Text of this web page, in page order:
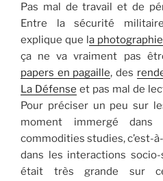
Pas mal de travail et de
Entre la sécurité
explique que la
ça ne va vraiment pas
papers en pagaille, des
La Défense et pas mal de
Pour préciser un peu sur
moment immergé
commodities studies, c’est-
dans les interactions
était très grande sur